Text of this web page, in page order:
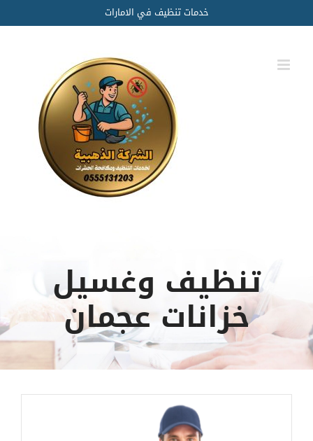
to
content
خدمات تنظيف في الامارات
تنظيف وغسيل
خزانات عجمان